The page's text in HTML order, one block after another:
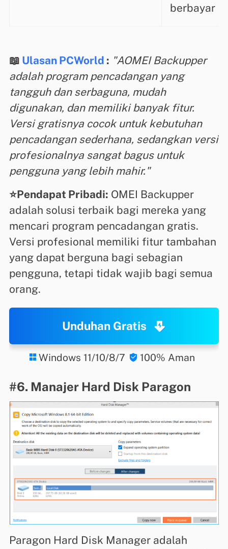
berbayar​​​
📖 Ulasan PCWorld : "AOMEI Backupper
adalah program pencadangan yang
tangguh dan serbaguna, mudah
digunakan, dan memiliki banyak fitur.
Versi gratisnya cocok untuk kebutuhan
pencadangan sederhana, sedangkan versi
profesionalnya sangat bagus untuk
pengguna yang lebih mahir."
⭐Pendapat Pribadi: OMEI Backupper
adalah solusi terbaik bagi mereka yang
mencari program pencadangan gratis.
Versi profesional memiliki fitur tambahan
yang dapat berguna bagi sebagian
pengguna, tetapi tidak wajib bagi semua
orang.
Unduhan Gratis
 Windows 11/10/8/7  100% Aman
#6. Manajer Hard Disk Paragon
Paragon Hard Disk Manager adalah